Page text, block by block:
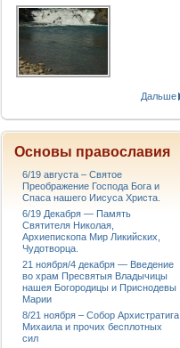
Дальше
Основы православия
6/19 августа – Святое
Преображение Господа Бога и
Спаса нашего Иисуса Христа.
6/19 Декабря — Память
Святителя Николая,
Архиепископа Мир Ликийских,
Чудотворца.
21 ноября/4 декабря — Введение
во храм Пресвятыя Владычицы
нашея Богородицы и Приснодевы
Марии
8/21 ноября – Собор Архистратига
Михаила и прочих бесплотных
сил